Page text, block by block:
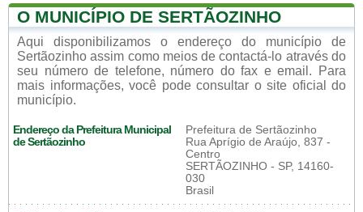
O MUNICÍPIO DE SERTÃOZINHO
Aqui disponibilizamos o endereço do município de
Sertãozinho assim como meios de contactá-lo através do
seu número de telefone, número do fax e email. Para
mais informações, você pode consultar o site oficial do
município.
Endereço da Prefeitura Municipal
de Sertãozinho
Prefeitura de Sertãozinho
Rua Aprígio de Araújo, 837 -
Centro
SERTÃOZINHO - SP, 14160-
030
Brasil